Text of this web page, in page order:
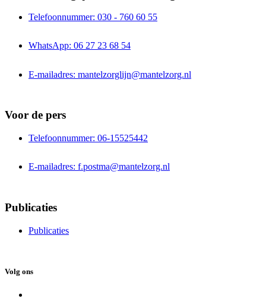
Telefoonnummer: 030 - 760 60 55
WhatsApp: 06 27 23 68 54
E-mailadres: mantelzorglijn@mantelzorg.nl
Voor de pers
Telefoonnummer: 06-15525442
E-mailadres: f.postma@mantelzorg.nl
Publicaties
Publicaties
Volg ons